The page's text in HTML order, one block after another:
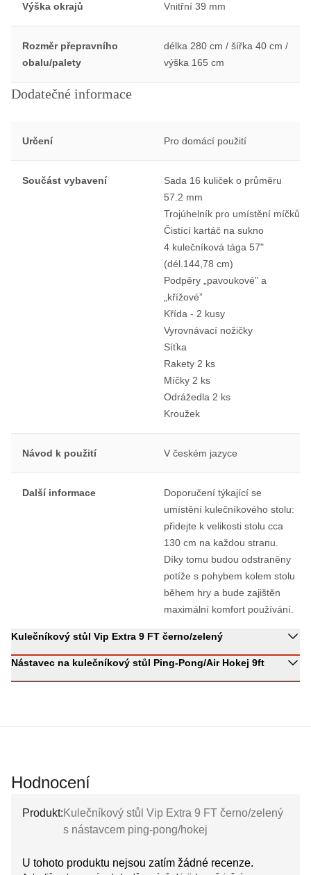
Výška okrajů Vnitřní 39 mm
Rozměr přepravního
obalu/palety
délka 280 cm / šířka 40 cm /
výška 165 cm
Dodatečné informace
Určení Pro domácí použití
Součást vybavení
Sada 16 kuliček o průměru
57.2 mm
Trojúhelník pro umístění míčků
Čistící kartáč na sukno
4 kulečníková tága 57"
(dél.144,78 cm)
Podpěry „pavoukové” a
„křížové”
Křída - 2 kusy
Vyrovnávací nožičky
Síťka
Rakety 2 ks
Míčky 2 ks
Odrážedla 2 ks
Kroužek
Návod k použití V českém jazyce
Další informace
Doporučení týkající se
umístění kulečníkového stolu:
přidejte k velikosti stolu cca
130 cm na každou stranu.
Díky tomu budou odstraněny
potíže s pohybem kolem stolu
během hry a bude zajištěn
maximální komfort používání.
Kulečníkový stůl Vip Extra 9 FT černo/zelený
Nástavec na kulečníkový stůl Ping-Pong/Air Hokej 9ft
Hodnocení
Produkt: Kulečníkový stůl Vip Extra 9 FT černo/zelený
s nástavcem ping-pong/hokej
U tohoto produktu nejsou zatím žádné recenze.